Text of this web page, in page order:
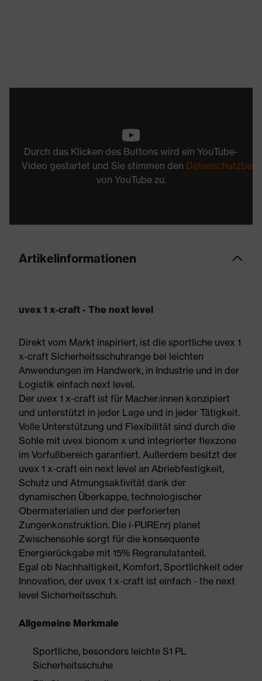
Durch das Klicken des Buttons wird ein YouTube-
Video gestartet und Sie stimmen den
von YouTube zu.
Artikelinformationen
uvex 1 x-craft - The next level
Direkt vom Markt inspiriert, ist die sportliche uvex 1
x-craft Sicherheitsschuhrange bei leichten
Anwendungen im Handwerk, in Industrie und in der
Logistik einfach next level.
Der uvex 1 x-craft ist für Macher:innen konzipiert
und unterstützt in jeder Lage und in jeder Tätigkeit.
Volle Unterstützung und Flexibilität sind durch die
Sohle mit uvex bionom x und integrierter flexzone
im Vorfußbereich garantiert. Außerdem besitzt der
uvex 1 x-craft ein next level an Abriebfestigkeit,
Schutz und Atmungsaktivität dank der
dynamischen Überkappe, technologischer
Obermaterialien und der perforierten
Zungenkonstruktion. Die i-PUREnrj planet
Zwischensohle sorgt für die konsequente
Energierückgabe mit 15% Regranulatanteil.
Egal ob Nachhaltigkeit, Komfort, Sportlichkeit oder
Innovation, der uvex 1 x-craft ist einfach - the next
level Sicherheitsschuh.
Allgemeine Merkmale
Sportliche, besonders leichte S1 PL
Sicherheitsschuhe